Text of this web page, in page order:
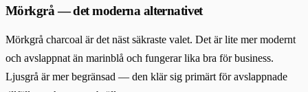
Mörkgrå — det moderna alternativet
Mörkgrå charcoal är det näst säkraste valet. Det är lite mer modernt
och avslappnat än marinblå och fungerar lika bra för business.
Ljusgrå är mer begränsad — den klär sig primärt för avslappnade